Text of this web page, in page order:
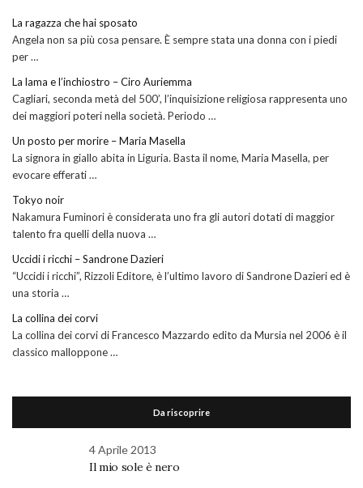
La ragazza che hai sposato
Angela non sa più cosa pensare. È sempre stata una donna con i piedi
per …
La lama e l’inchiostro – Ciro Auriemma
Cagliari, seconda metà del 500’, l’inquisizione religiosa rappresenta uno
dei maggiori poteri nella società. Periodo …
Un posto per morire – Maria Masella
La signora in giallo abita in Liguria. Basta il nome, Maria Masella, per
evocare efferati …
Tokyo noir
Nakamura Fuminori è considerata uno fra gli autori dotati di maggior
talento fra quelli della nuova …
Uccidi i ricchi – Sandrone Dazieri
“Uccidi i ricchi”, Rizzoli Editore, è l’ultimo lavoro di Sandrone Dazieri ed è
una storia …
La collina dei corvi
La collina dei corvi di Francesco Mazzardo edito da Mursia nel 2006 è il
classico malloppone …
Da riscoprire
4 Aprile 2013
Il mio sole è nero